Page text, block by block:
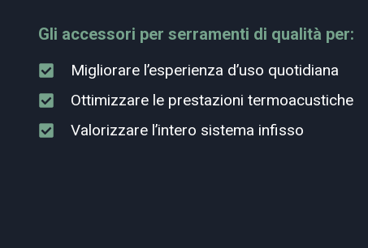
Gli accessori per serramenti di qualità per:
Migliorare l’esperienza d’uso quotidiana
Ottimizzare le prestazioni termoacustiche
Valorizzare l’intero sistema infisso